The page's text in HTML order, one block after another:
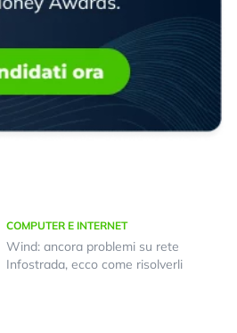
COMPUTER E INTERNET
Wind: ancora problemi su rete
Infostrada, ecco come risolverli